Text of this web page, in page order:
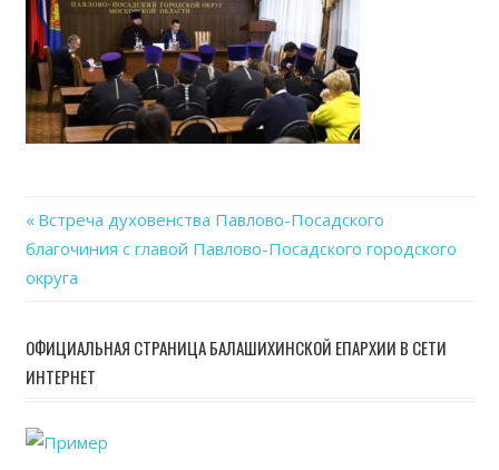
Навигация
по
записям
Previous
Post:
Встреча духовенства Павлово-Посадского
благочиния с главой Павлово-Посадского городского
округа
ОФИЦИАЛЬНАЯ СТРАНИЦА БАЛАШИХИНСКОЙ ЕПАРХИИ В СЕТИ
ИНТЕРНЕТ